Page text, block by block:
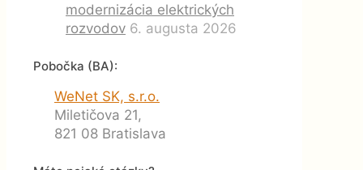
modernizácia elektrických
rozvodov 6. augusta 2026
Pobočka (BA):
WeNet SK, s.r.o.
Miletičova 21,
821 08 Bratislava